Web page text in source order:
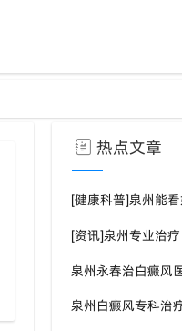
使基金经济援助额度与使用范围
热点文章